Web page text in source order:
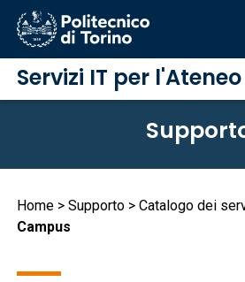
principale
Servizi IT per l'Ateneo
Briciole
di
pane
Home Supporto Catalogo dei
Campus